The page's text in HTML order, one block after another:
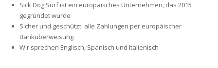
Sick Dog Surf ist ein europäisches Unternehmen, das 2015
gegründet wurde
Sicher und geschützt: alle Zahlungen per europäischer
Banküberweisung
Wir sprechen Englisch, Spanisch und Italienisch